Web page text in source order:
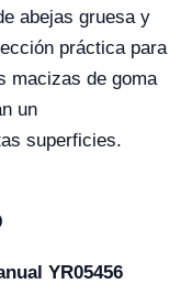
abejas gruesa y
práctica para
macizas de goma
un
superficies.
YR05456